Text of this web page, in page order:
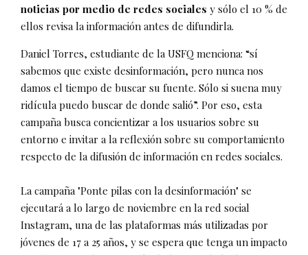
noticias por medio de redes sociales y sólo el 10 % de
ellos revisa la información antes de difundirla.
Daniel Torres, estudiante de la USFQ menciona: “sí
sabemos que existe desinformación, pero nunca nos
damos el tiempo de buscar su fuente. Sólo si suena muy
ridícula puedo buscar de donde salió”. Por eso, esta
campaña busca concientizar a los usuarios sobre su
entorno e invitar a la reflexión sobre su comportamiento
respecto de la difusión de información en redes sociales.
La campaña "Ponte pilas con la desinformación" se
ejecutará a lo largo de noviembre en la red social
Instagram, una de las plataformas más utilizadas por
jóvenes de 17 a 25 años, y se espera que tenga un impacto